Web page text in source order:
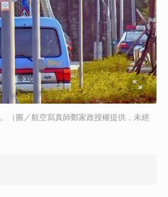
（圖／航空寫真師鄭家政授權提供，未經